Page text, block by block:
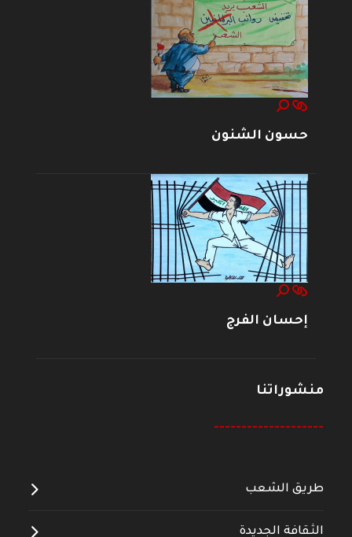
حسون الشنون
إحسان الفرج
منشوراتنا
--------------------
طريق الشعب
الثقافة الجديدة